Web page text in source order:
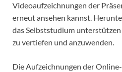
Videoaufzeichnungen der
erneut ansehen kannst.
das Selbststudium
zu vertiefen und anzuwenden.
Die Aufzeichnungen der